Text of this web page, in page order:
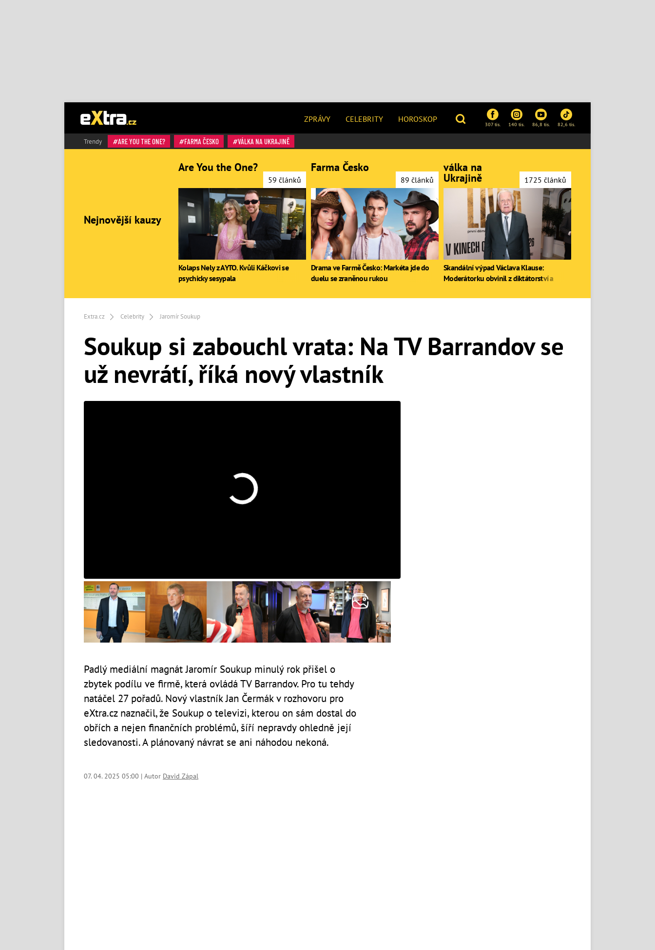
ZPRÁVY CELEBRITY HOROSKOP
307 tis. 140 tis. 86,8 tis. 82,6 tis.
Trendy ARE YOU THE ONE? FARMA ČESKO VÁLKA NA UKRAJINĚ
Extra.cz Celebrity Jaromír Soukup
Soukup si zabouchl vrata: Na TV Barrandov se
už nevrátí, říká nový vlastník
Padlý mediální magnát Jaromír Soukup minulý rok přišel o
zbytek podílu ve firmě, která ovládá TV Barrandov. Pro tu tehdy
natáčel 27 pořadů. Nový vlastník Jan Čermák v rozhovoru pro
eXtra.cz naznačil, že Soukup o televizi, kterou on sám dostal do
obřích a nejen finančních problémů, šíří nepravdy ohledně její
sledovanosti. A plánovaný návrat se ani náhodou nekoná.
07. 04. 2025 05:00 | Autor David Zápal
Nejnovější kauzy
Are You the One?
59 článků
Kolaps Nely z AYTO. Kvůli Káčkovi se
psychicky sesypala
Farma Česko
89 článků
Drama ve Farmě Česko: Markéta jde do
duelu se zraněnou rukou
válka na
Ukrajině 1725 článků
Skandální výpad Václava Klause:
Moderátorku obvinil z diktátorství a